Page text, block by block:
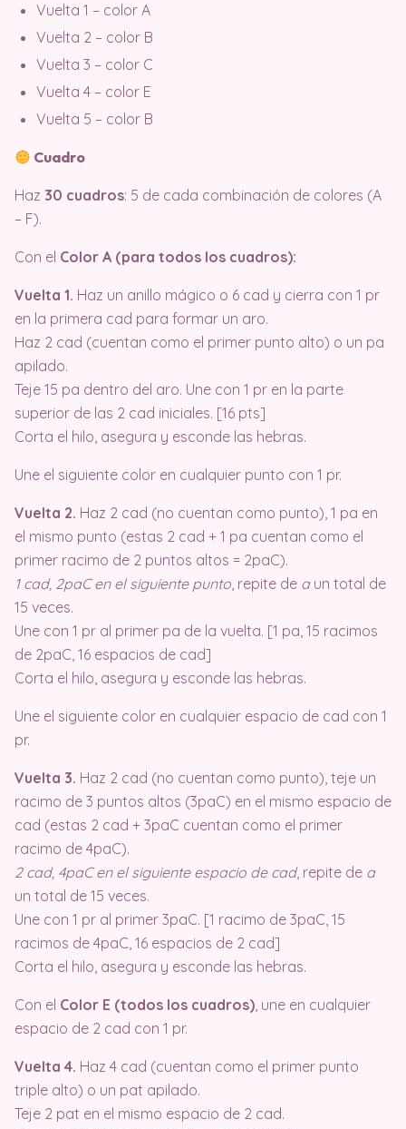
Vuelta 1 – color A
Vuelta 2 – color B
Vuelta 3 – color C
Vuelta 4 – color E
Vuelta 5 – color B
Cuadro
Haz 30 cuadros: 5 de cada combinación de colores (A
– F).
Con el Color A (para todos los cuadros):
Vuelta 1. Haz un anillo mágico o 6 cad y cierra con 1 pr
en la primera cad para formar un aro.
Haz 2 cad (cuentan como el primer punto alto) o un pa
apilado.
Teje 15 pa dentro del aro. Une con 1 pr en la parte
superior de las 2 cad iniciales. [16 pts]
Corta el hilo, asegura y esconde las hebras.
Une el siguiente color en cualquier punto con 1 pr.
Vuelta 2. Haz 2 cad (no cuentan como punto), 1 pa en
el mismo punto (estas 2 cad + 1 pa cuentan como el
primer racimo de 2 puntos altos = 2paC).
1 cad, 2paC en el siguiente punto, repite de aun total de
15 veces.
Une con 1 pr al primer pa de la vuelta. [1 pa, 15 racimos
de 2paC, 16 espacios de cad]
Corta el hilo, asegura y esconde las hebras.
Une el siguiente color en cualquier espacio de cad con 1
pr.
Vuelta 3. Haz 2 cad (no cuentan como punto), teje un
racimo de 3 puntos altos (3paC) en el mismo espacio de
cad (estas 2 cad + 3paC cuentan como el primer
racimo de 4paC).
2 cad, 4paC en el siguiente espacio de cad, repite de a
un total de 15 veces.
Une con 1 pr al primer 3paC. [1 racimo de 3paC, 15
racimos de 4paC, 16 espacios de 2 cad]
Corta el hilo, asegura y esconde las hebras.
Con el Color E (todos los cuadros), une en cualquier
espacio de 2 cad con 1 pr.
Vuelta 4. Haz 4 cad (cuentan como el primer punto
triple alto) o un pat apilado.
Teje 2 pat en el mismo espacio de 2 cad.